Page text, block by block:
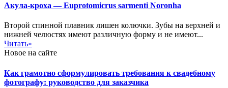
Акула-кроха — Euprotomicrus sarmenti Noronha
Второй спинной плавник лишен колючки. Зубы на верхней и
нижней челюстях имеют различную форму и не имеют...
Читать»
Новое на сайте
Как грамотно сформулировать требования к свадебному
фотографу: руководство для заказчика